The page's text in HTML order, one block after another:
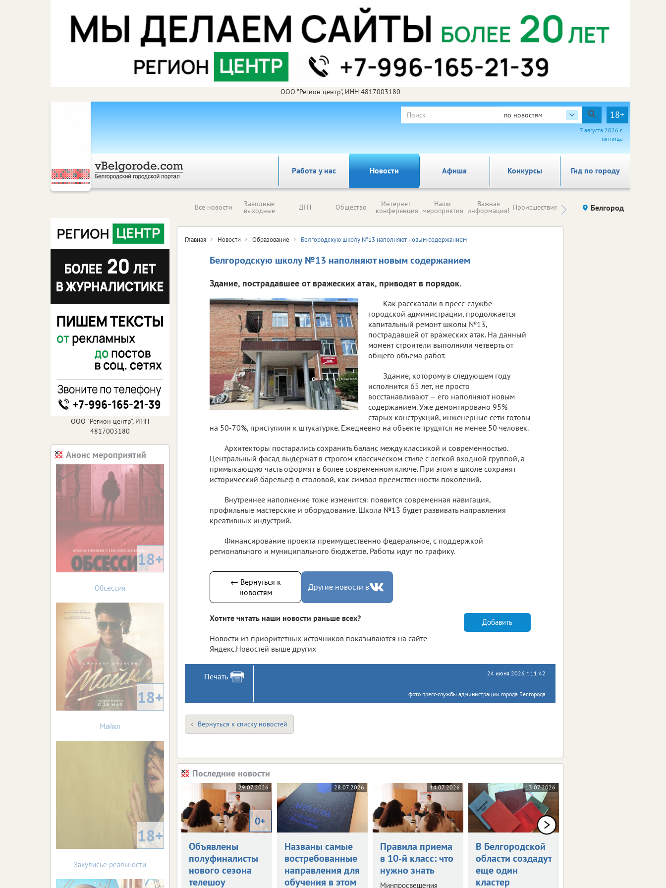
ООО "Регион центр", ИНН 4817003180
по новостям 18+
7 августа 2026 г.
пятница
Работа у нас Новости Афиша Гид по городу
Конкурсы
Все новости Заводные
выходные ДТП Общество Интернет-
конференция
Наши
мероприятия
Важная
информация! Происшествия Здоровье компаний (на
правах
Белгород
Главная Новости Образование Белгородскую школу №13 наполняют новым содержанием
Белгородскую школу №13 наполняют новым содержанием
Здание, пострадавшее от вражеских атак, приводят в порядок.
Как рассказали в пресс-службе
городской администрации, продолжается
капитальный ремонт школы №13,
пострадавшей от вражеских атак. На данный
момент строители выполнили четверть от
общего объема работ.
Здание, которому в следующем году
исполнится 65 лет, не просто
восстанавливают — его наполняют новым
содержанием. Уже демонтировано 95%
старых конструкций, инженерные сети готовы
на 50-70%, приступили к штукатурке. Ежедневно на объекте трудятся не менее 50 человек.
Архитекторы постарались сохранить баланс между классикой и современностью.
Центральный фасад выдержат в строгом классическом стиле с легкой входной группой, а
примыкающую часть оформят в более современном ключе. При этом в школе сохранят
исторический барельеф в столовой, как символ преемственности поколений.
Внутреннее наполнение тоже изменится: появится современная навигация,
профильные мастерские и оборудование. Школа №13 будет развивать направления
креативных индустрий.
Финансирование проекта преимущественно федеральное, с поддержкой
регионального и муниципального бюджетов. Работы идут по графику.
← Вернуться к
новостям
Другие новости в
Хотите читать наши новости раньше всех?
Новости из приоритетных источников показываются на сайте
Яндекс.Новостей выше других
Добавить
Печать 24 июня 2026 г. 11:42
фото пресс-службы администрации города Белгорода
Вернуться к списку новостей
Последние новости
29.07.2026
0+
Объявлены
полуфиналисты
нового сезона
телешоу
28.07.2026
Названы самые
востребованные
направления для
обучения в этом
14.07.2026
Правила приема
в 10-й класс: что
нужно знать
Минпросвещения
13.07.2026
В Белгородской
области создадут
еще один
кластер
ООО "Регион центр", ИНН
4817003180
Анонс мероприятий
18+
Обсессия
18+
Майкл
18+
Закулисье реальности